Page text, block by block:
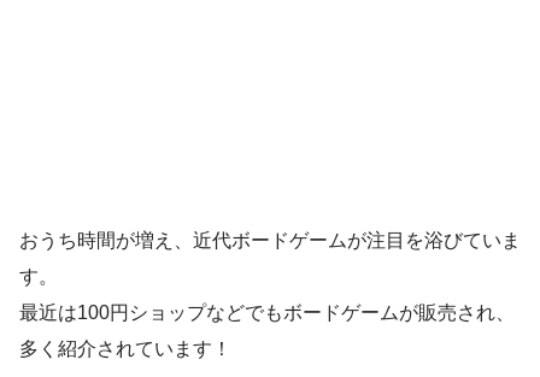
おうち時間が増え、近代ボードゲームが注目を浴びていま
す。
最近は100円ショップなどでもボードゲームが販売され、
多く紹介されています！